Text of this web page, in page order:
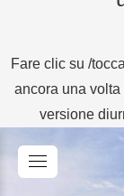
Fare clic su /
ancora una
versione